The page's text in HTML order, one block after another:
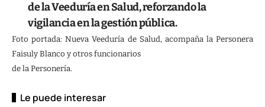
de la Veeduría en Salud, reforzando la
vigilancia en la gestión pública.
Foto portada: Nueva Veeduría de Salud, acompaña la Personera
Faisuly Blanco y otros funcionarios
de la Personería.
Le puede interesar